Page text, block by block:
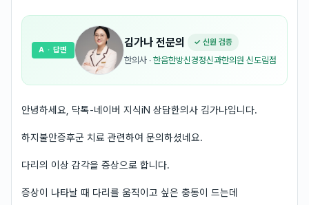
김가나 전문의 ✓ 신원 검증
한의사 · 한음한방신경정신과한의원 신도림점
A · 답변
안녕하세요, 닥톡-네이버 지식iN 상담한의사 김가나입니다.
하지불안증후군 치료 관련하여 문의하셨네요.
다리의 이상 감각을 증상으로 합니다.
증상이 나타날 때 다리를 움직이고 싶은 충동이 드는데